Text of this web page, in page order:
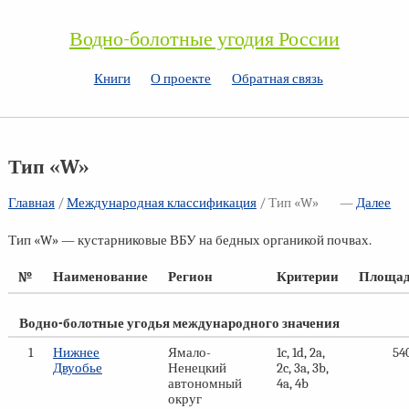
Водно-болотные угодия России
Книги О проекте Обратная связь
Тип «W»
Главная/ —Далее
Международная классификация/ Тип «W»
Тип «W» — кустарниковые ВБУ на бедных органикой почвах.
№ Наименование Регион Критерии
Водно-болотные угодья международного значения
1
Нижнее
Двуобье
Ямало-
Ненецкий
автономный
округ
1c, 1d, 2a,
2c, 3a, 3b,
4a, 4b